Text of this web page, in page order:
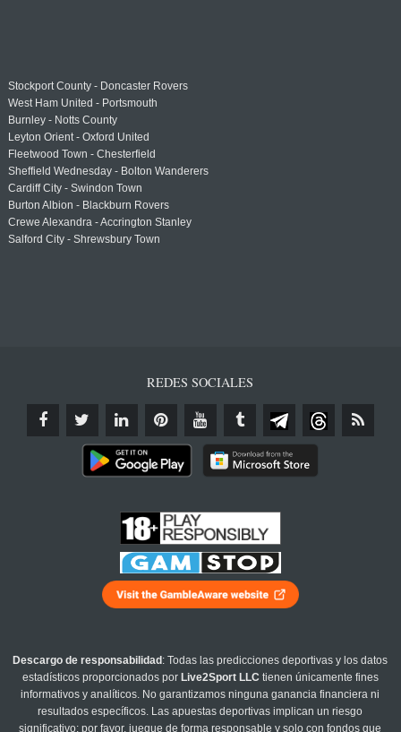
Stockport County - Doncaster Rovers
West Ham United - Portsmouth
Burnley - Notts County
Leyton Orient - Oxford United
Fleetwood Town - Chesterfield
Sheffield Wednesday - Bolton Wanderers
Cardiff City - Swindon Town
Burton Albion - Blackburn Rovers
Crewe Alexandra - Accrington Stanley
Salford City - Shrewsbury Town
REDES SOCIALES
Descargo de responsabilidad : Todas las predicciones deportivas y los datos
estadísticos proporcionados por Live2Sport LLC tienen únicamente fines
informativos y analíticos. No garantizamos ninguna ganancia financiera ni
resultados específicos. Las apuestas deportivas implican un riesgo
significativo; por favor, juegue de forma responsable y solo con fondos que